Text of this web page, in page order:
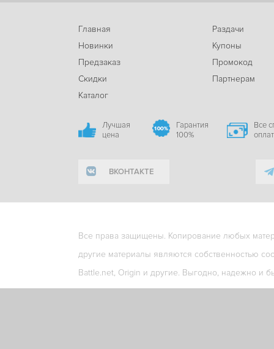
Главная
Новинки
Предзаказ
Скидки
Каталог
Раздачи
Купоны
Промокод
Партнерам
Лучшая
цена
Гарантия
100%
Все
ВКОНТАКТЕ
Все права защищены. Копирование любых
другие материалы являются собственностью
Battle.net, Origin и другие. Выгодно, надежно и